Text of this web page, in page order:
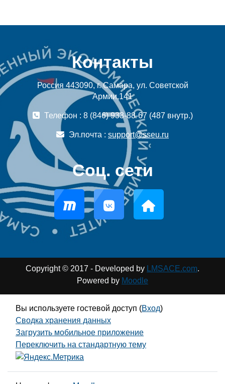
Контакты
Россия 443090, г. Самара, ул. Советской
Армии,141
Телефон : 8 (846) 933-88-67 (487 внутр.)
Эл.почта : support@sseu.ru
Соц. сети
Copyright © 2017 - Developed by LMSACE.com.
Powered by Moodle
Вы используете гостевой доступ (Вход)
Сводка хранения данных
Загрузить мобильное приложение
Переключить на стандартную тему